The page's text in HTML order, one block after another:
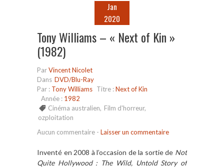
Jan
2020
Tony Williams – « Next of Kin »
(1982)
ParVincent Nicolet
Dans DVD/Blu-Ray
Par : Tony Williams Titre :Next of Kin
Année : 1982
Cinéma australien, Film d'horreur,
ozploitation
Aucun commentaire - Laisser un commentaire
Inventé en 2008 à l’occasion de la sortie de Not
Quite Hollywood : The Wild, Untold Story of